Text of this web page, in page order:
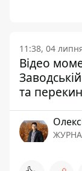
11:38, 04
Відео
та